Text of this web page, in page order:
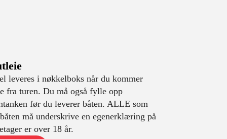
leveres i nøkkelboks når du kommer
fra turen. Du må også fylle opp
før du leverer båten. ALLE som
må underskrive en egenerklæring på
er over 18 år.